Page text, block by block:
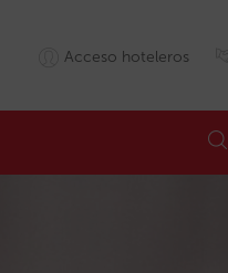
Acceso hoteleros